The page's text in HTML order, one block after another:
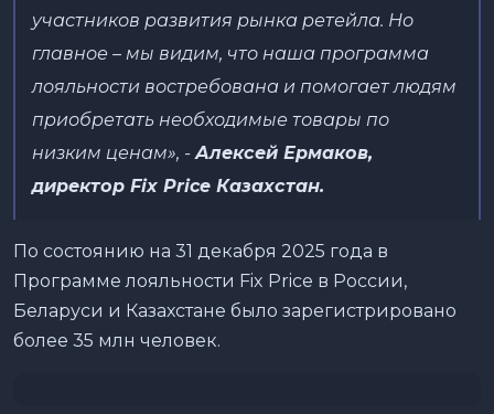
участников развития рынка ретейла. Но
главное – мы видим, что наша программа
лояльности востребована и помогает людям
приобретать необходимые товары по
низким ценам», -Алексей Ермаков,
директор Fix Price Казахстан.
По состоянию на 31 декабря 2025 года в
Программе лояльности Fix Price в России,
Беларуси и Казахстане было зарегистрировано
более 35 млн человек.